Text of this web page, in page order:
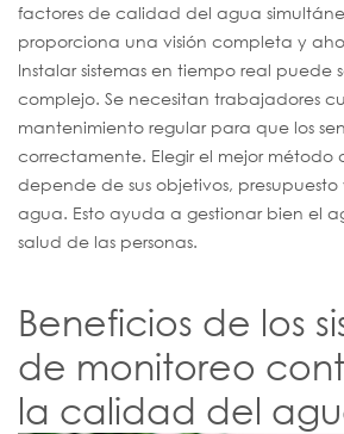
factores de calidad del agua
proporciona una visión completa y
Instalar sistemas en tiempo real puede
complejo. Se necesitan trabajadores
mantenimiento regular para que los
correctamente. Elegir el mejor método
depende de sus objetivos,
agua. Esto ayuda a gestionar bien el
salud de las personas.
Beneficios de los
de monitoreo
la calidad del